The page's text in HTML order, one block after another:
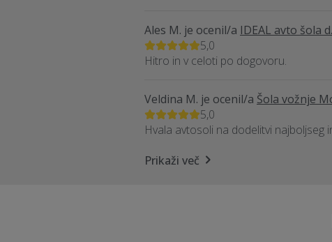
Ales M. je ocenil/a IDEAL avto šola
5,0
Hitro in v celoti po dogovoru.
Veldina M. je ocenil/a Šola vožnje
5,0
Hvala avtosoli na dodelitvi najboljseg
Prikaži več